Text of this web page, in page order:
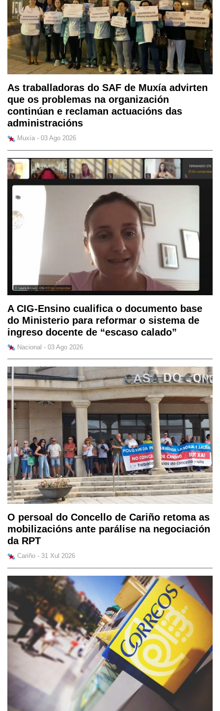
As traballadoras do SAF de Muxía advirten
que os problemas na organización
continúan e reclaman actuacións das
administracións
Muxía - 03 Ago 2026
A CIG-Ensino cualifica o documento base
do Ministerio para reformar o sistema de
ingreso docente de “escaso calado”
Nacional - 03 Ago 2026
O persoal do Concello de Cariño retoma as
mobilizacións ante parálise na negociación
da RPT
Cariño - 31 Xul 2026